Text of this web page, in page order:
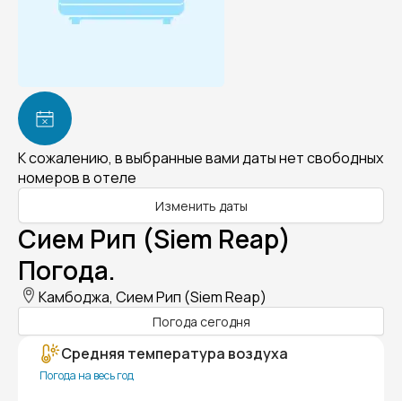
К сожалению, в выбранные вами даты нет свободных
номеров в отеле
Изменить даты
Сием Рип (Siem Reap)
Погода.
Камбоджа, Сием Рип (Siem Reap)
Погода сегодня
Средняя температура воздуха
Погода на весь год